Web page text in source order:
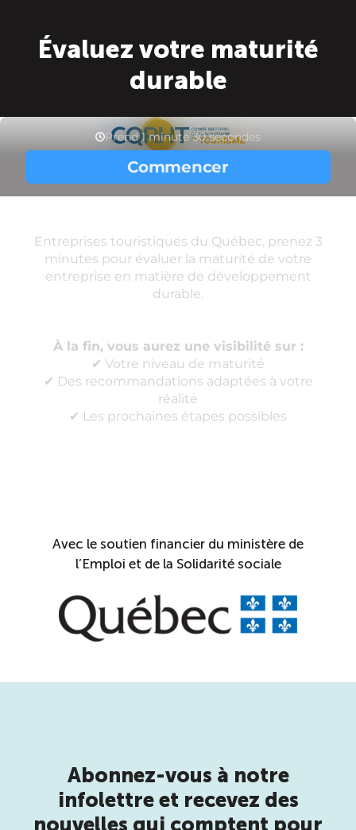
Évaluez votre maturité
durable
Avec le soutien financier du ministère de
l’Emploi et de la Solidarité sociale
Abonnez-vous à notre
infolettre et recevez des
nouvelles qui comptent pour